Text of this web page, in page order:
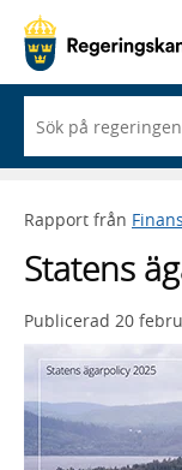
du
börjar
skriva
framträder
lista
med
sökförslag
Rapport från
Statens
Publicerad 20